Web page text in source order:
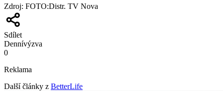
Zdroj: FOTO:Distr. TV Nova
Sdílet
Dennívýzva
0
Reklama
Další články z BetterLife